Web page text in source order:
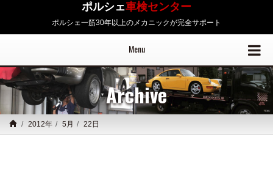
ポルシェ車検センター
ポルシェ一筋30年以上のメカニックが完全サポート
Menu
Archive
2012年 5月 22日